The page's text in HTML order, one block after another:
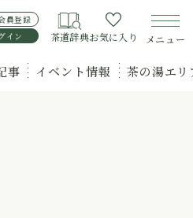
員登録
イン
茶道辞典お気に入り メニュー
事 イベント情報 茶の湯エ